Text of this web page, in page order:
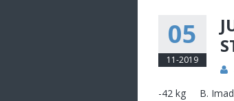
05
11-2019
-42 kg B.